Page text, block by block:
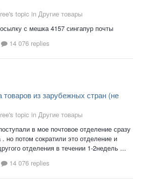
topic in Другие товары
с мешка 4157 сингапур почты
14 076 replies
товаров из зарубежных стран (не
topic in Другие товары
в мое почтовое отделение сразу
но потом сократили это отделение и
отделения в течении 1-2недель ...
14 076 replies